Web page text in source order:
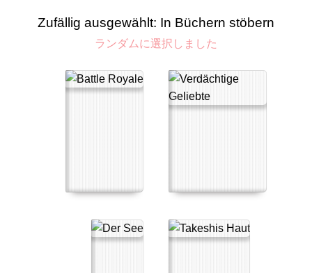
Zufällig ausgewählt: In Büchern stöbern
ランダムに選択しました